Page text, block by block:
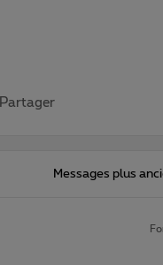
Partager
Messages plus